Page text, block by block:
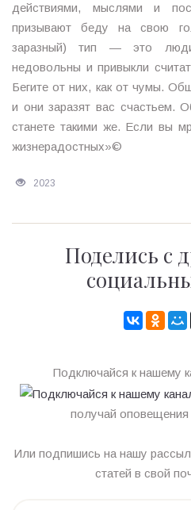
действиями, мыслями и
призывают беду на свою
заразный) тип — это
недовольны и привыкли
Бегите от них, как от чумы.
и они заразят вас
станете такими же. Если вы
жизнерадостных»©
2023
Поделись с
Подключайся к нашему
получай оповещения
Или подпишись на нашу
статей в свой